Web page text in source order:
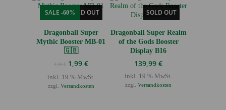
SOLD OUT
SALE -60%
Dragonball Super
Mythic Booster MB-01
🇬🇧
4,99€ Ursprünglicher
war:
4,99 €
1,99 €Aktueller
ist:
1,99 €.
inkl. 19 % MwSt.
zzgl. Versandkosten
SOLD OUT
Dragonball Super Realm
of the Gods Booster
Display B16
139,99€
inkl. 19 % MwSt.
zzgl.Versandkosten